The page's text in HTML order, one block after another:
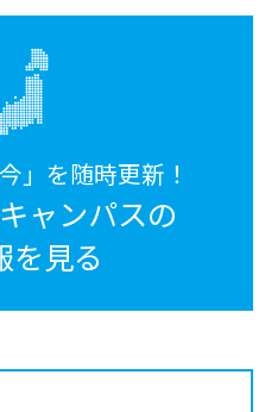
」を随時更新！
ャンパスの
を見る